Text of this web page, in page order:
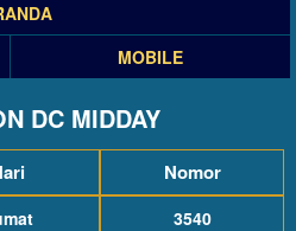
MOBILE
DC MIDDAY
Nomor
3540